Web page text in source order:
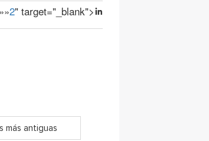
»»2" target="_blank">
más antiguas